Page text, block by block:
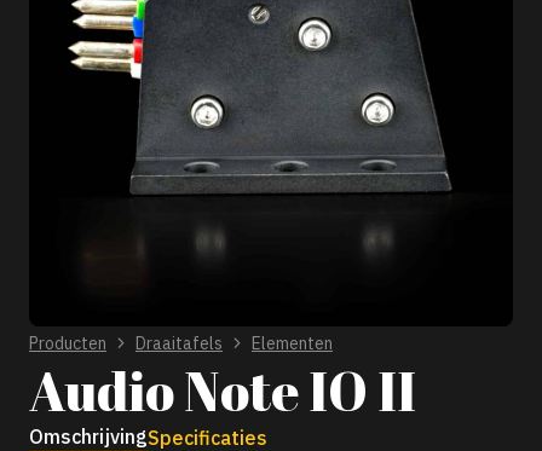
Producten Draaitafels Elementen
Audio Note IO II
OmschrijvingSpecificaties